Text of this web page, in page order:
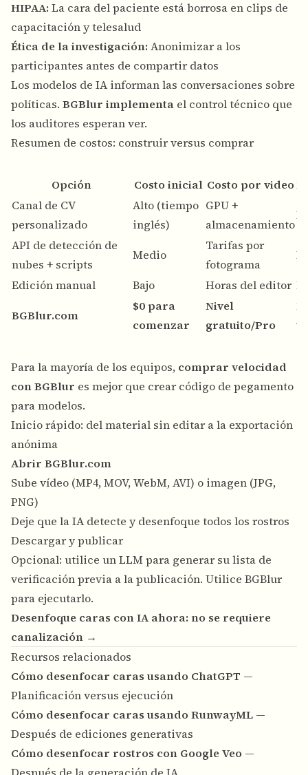
HIPAA: La cara del paciente está borrosa en clips de
capacitación y telesalud
Ética de la investigación: Anonimizar a los
participantes antes de compartir datos
Los modelos de IA informan las conversaciones sobre
políticas. BGBlur implementa el control técnico que
los auditores esperan ver.
Resumen de costos: construir versus comprar
Opción Costo inicial Costo por video
Canal de CV
personalizado
Alto (tiempo
inglés)
GPU +
almacenamiento
API de detección de
nubes + scripts
Medio
Tarifas por
fotograma
Edición manual
Bajo Horas del editor
BGBlur.com
$0 para
comenzar
Nivel
gratuito/Pro
ti
Para la mayoría de los equipos, comprar velocidad
con BGBlur es mejor que crear código de pegamento
para modelos.
Inicio rápido: del material sin editar a la exportación
anónima
Abrir BGBlur.com
Sube vídeo (MP4, MOV, WebM, AVI) o imagen (JPG,
PNG)
Deje que la IA detecte y desenfoque todos los rostros
Descargar y publicar
Opcional: utilice un LLM para generar su lista de
verificación previa a la publicación. Utilice BGBlur
para ejecutarlo.
Desenfoque caras con IA ahora: no se requiere
canalización →
Recursos relacionados
Cómo desenfocar caras usando ChatGPT —
Planificación versus ejecución
Cómo desenfocar caras usando RunwayML —
Después de ediciones generativas
Cómo desenfocar rostros con Google Veo —